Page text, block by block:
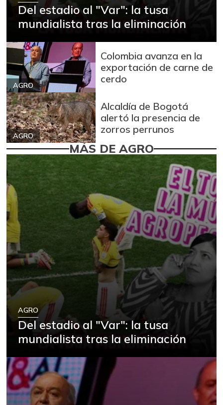
Del estadio al "Var": la tusa
mundialista tras la eliminación
AGRO
Colombia avanza en la
exportación de carne de
cerdo
AGRO
Alcaldía de Bogotá
alertó la presencia de
zorros perrunos
MÁS DE AGRO
AGRO
Del estadio al "Var": la tusa
mundialista tras la eliminación